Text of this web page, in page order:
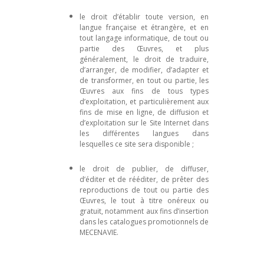
le droit d’établir toute version, en
langue française et étrangère, et en
tout langage informatique, de tout ou
partie des Œuvres, et plus
généralement, le droit de traduire,
d’arranger, de modifier, d’adapter et
de transformer, en tout ou partie, les
Œuvres aux fins de tous types
d’exploitation, et particulièrement aux
fins de mise en ligne, de diffusion et
d’exploitation sur le Site Internet dans
les différentes langues dans
lesquelles ce site sera disponible ;
le droit de publier, de diffuser,
d’éditer et de rééditer, de prêter des
reproductions de tout ou partie des
Œuvres, le tout à titre onéreux ou
gratuit, notamment aux fins d’insertion
dans les catalogues promotionnels de
MECENAVIE.